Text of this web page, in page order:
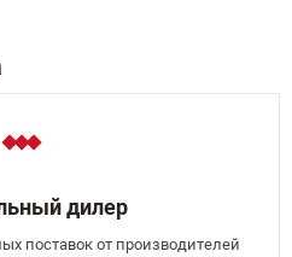
дилер
поставок от производителей